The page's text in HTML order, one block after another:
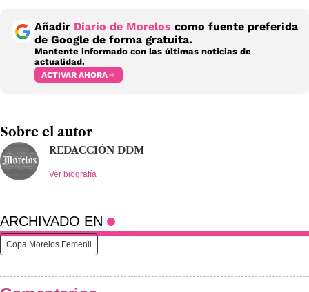
Añadir Diario de Morelos como fuente preferida
de Google de forma gratuita.
Mantente informado con las últimas noticias de
actualidad.
ACTIVAR AHORA
Sobre el autor
REDACCIÓN DDM
Ver biografía
ARCHIVADO EN
Copa Morelos Femenil